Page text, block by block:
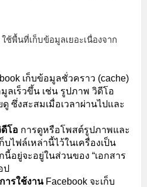
ช้พื้นที่เก็บข้อมูลเยอะเนื่องจาก
เก็บข้อมูลชั่วคราว (cache)
ลเร็วขึ้น เช่น รูปภาพ วิดีโอ
ซึ่งสะสมเมื่อเวลาผ่านไปและ
โอ การดูหรือโพสต์รูปภาพและ
ไฟล์เหล่านี้ไว้ในเครื่องเป็น
อยู่จะอยู่ในส่วนของ “เอกสาร
ป
ารใช้งานFacebook จะเก็บ